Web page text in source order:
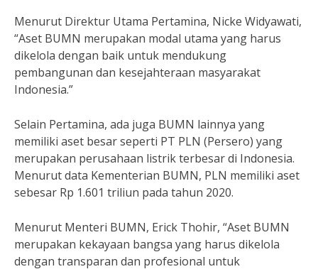
Menurut Direktur Utama Pertamina, Nicke Widyawati,
“Aset BUMN merupakan modal utama yang harus
dikelola dengan baik untuk mendukung
pembangunan dan kesejahteraan masyarakat
Indonesia.”
Selain Pertamina, ada juga BUMN lainnya yang
memiliki aset besar seperti PT PLN (Persero) yang
merupakan perusahaan listrik terbesar di Indonesia.
Menurut data Kementerian BUMN, PLN memiliki aset
sebesar Rp 1.601 triliun pada tahun 2020.
Menurut Menteri BUMN, Erick Thohir, “Aset BUMN
merupakan kekayaan bangsa yang harus dikelola
dengan transparan dan profesional untuk